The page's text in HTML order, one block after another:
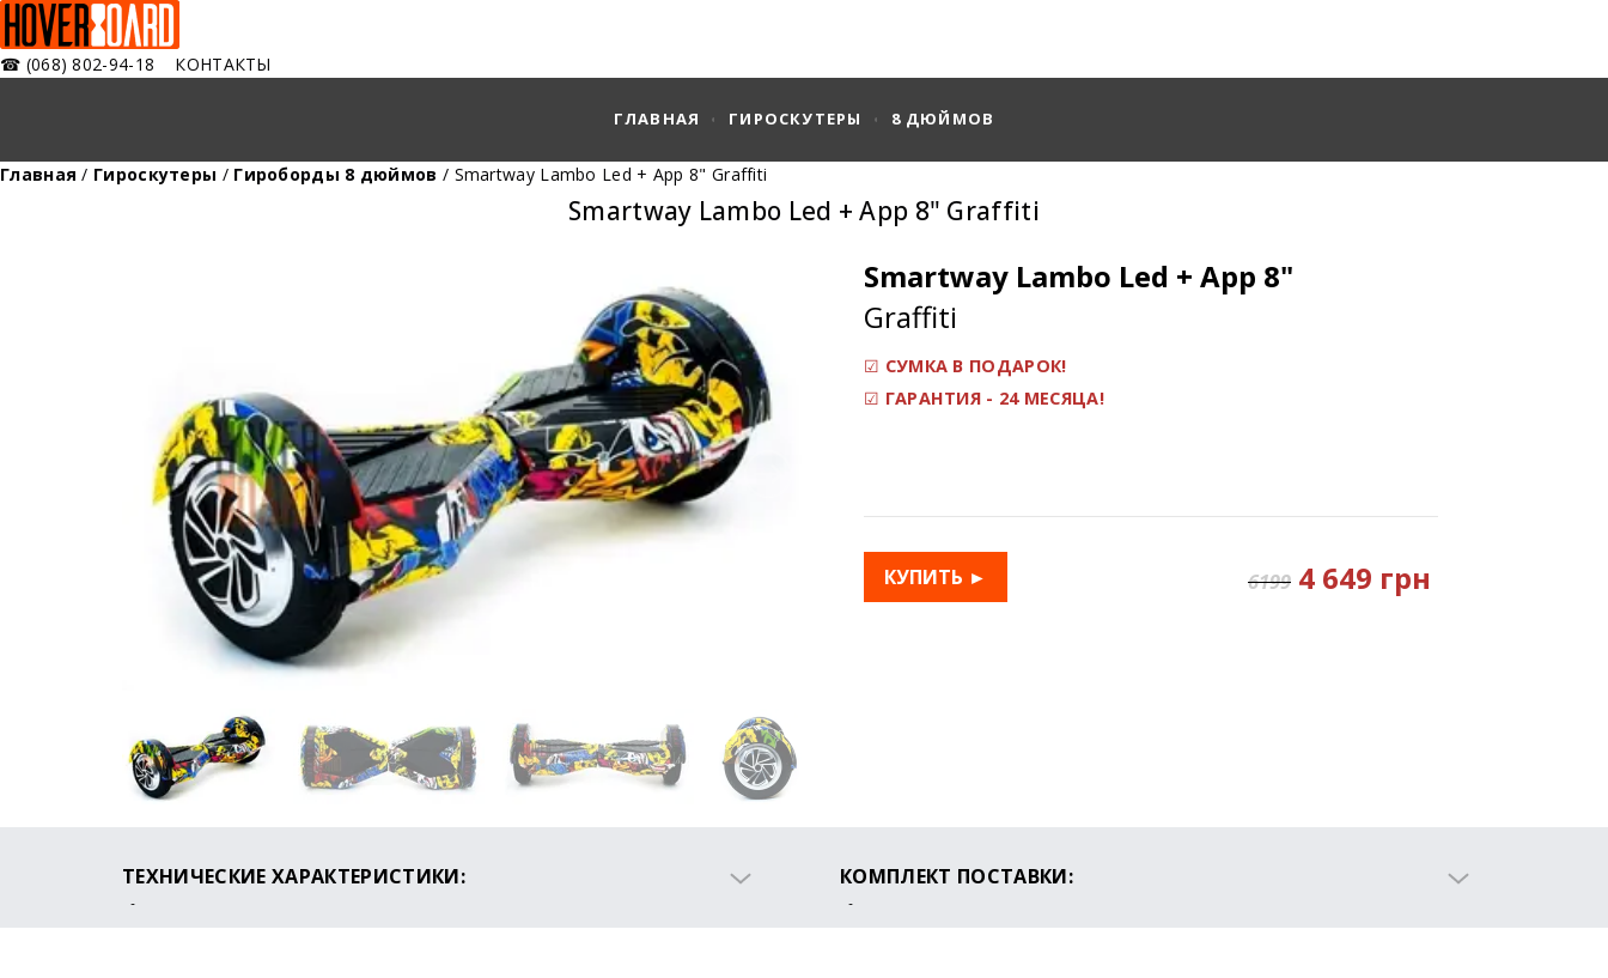
☎ (068) 802-94-18 КОНТАКТЫ
ГЛАВНАЯ ГИРОСКУТЕРЫ 8 ДЮЙМОВ
Главная/ Гироскутеры / Гироборды 8 дюймов / Smartway Lambo Led + App 8" Graffiti
Smartway Lambo Led + App 8" Graffiti
Smartway Lambo Led + App 8"
Graffiti
☑ СУМКА В ПОДАРОК!
☑ ГАРАНТИЯ - 24 МЕСЯЦА!
КУПИТЬ ► 6199 4 649 грн
ТЕХНИЧЕСКИЕ ХАРАКТЕРИСТИКИ: КОМПЛЕКТ ПОСТАВКИ: